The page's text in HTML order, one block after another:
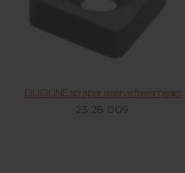
DUOLINE scraper reserve freesmesjes
23.28.009